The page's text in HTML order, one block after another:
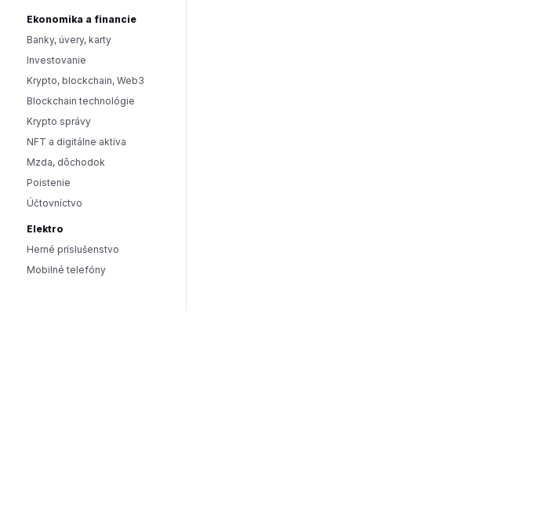
Ekonomika a financie
Banky, úvery, karty
Investovanie
Krypto, blockchain, Web3
Blockchain technológie
Krypto správy
NFT a digitálne aktíva
Mzda, dôchodok
Poistenie
Účtovníctvo
Elektro
Herné príslušenstvo
Mobilné telefóny